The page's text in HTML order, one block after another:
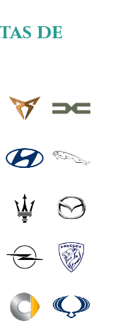
de